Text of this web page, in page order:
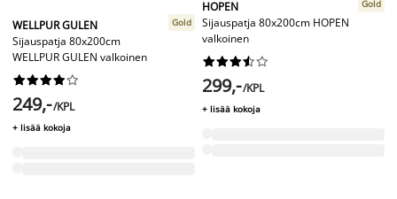
WELLPUR GULEN
Sijauspatja 80x200cm
WELLPUR GULEN valkoinen
Gold






249,-/KPL
+ lisää kokoja
HOPEN
Sijauspatja 80x200cm HOPEN
valkoinen
Gold






299,-/KPL
+ lisää kokoja